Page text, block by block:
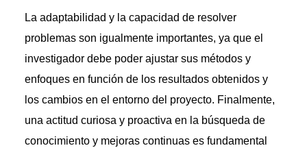
La adaptabilidad y la capacidad de resolver
problemas son igualmente importantes, ya que el
investigador debe poder ajustar sus métodos y
enfoques en función de los resultados obtenidos y
los cambios en el entorno del proyecto. Finalmente,
una actitud curiosa y proactiva en la búsqueda de
conocimiento y mejoras continuas es fundamental